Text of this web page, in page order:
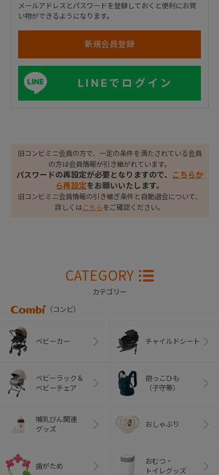
メールアドレスとパスワードを登録しておくと便利にお買
い物ができるようになります。
LINEでログイン
旧コンビミニ会員の方で、一定の条件を満たされている会員
の方は会員情報が引き継がれています。
パスワードの再設定が必要となりますので、
こちらか
ら再設定をお願いいたします。
旧コンビミニ会員情報の引き継ぎ条件と自動退会について、
詳しくはこちら をご確認ください。
CATEGORY
カテゴリー
（コンビ）
ベビーカー チャイルドシート
ベビーラック＆
ベビーチェア
抱っこひも
（子守帯）
哺乳びん関連
グッズ
おしゃぶり
歯がため
おむつ・
トイレグッズ